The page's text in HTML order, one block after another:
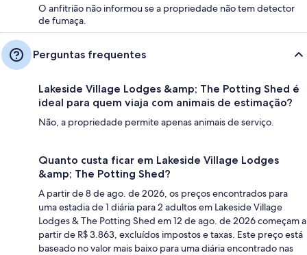
O anfitrião não informou se a propriedade não tem detector
de fumaça.
Perguntas frequentes
Lakeside Village Lodges &amp; The Potting Shed é
ideal para quem viaja com animais de estimação?
Não, a propriedade permite apenas animais de serviço.
Quanto custa ficar em Lakeside Village Lodges
&amp; The Potting Shed?
A partir de 8 de ago. de 2026, os preços encontrados para
uma estadia de 1 diária para 2 adultos em Lakeside Village
Lodges & The Potting Shed em 12 de ago. de 2026 começam a
partir de R$ 3.863, excluídos impostos e taxas. Este preço está
baseado no valor mais baixo para uma diária encontrado nas